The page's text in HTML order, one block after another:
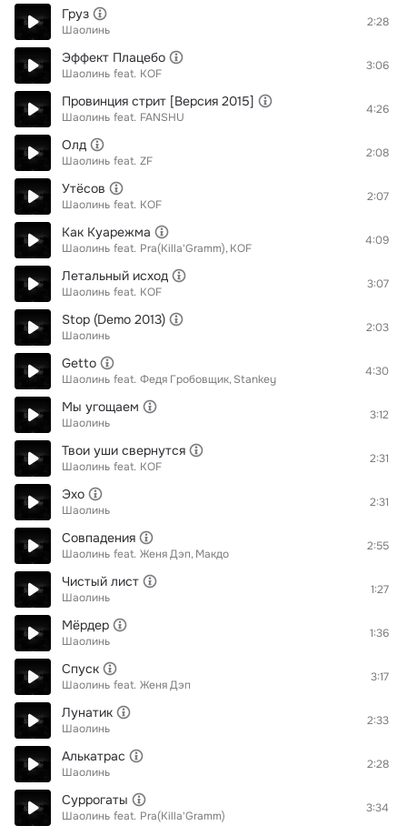
Груз
Шаолинь
2:28
Эффект Плацебо
Шаолинь feat. KOF
3:06
Провинция стрит [Версия 2015]
Шаолинь feat. FANSHU
4:26
Олд
Шаолинь feat. ZF
2:08
Утёсов
Шаолинь feat. KOF
2:07
Как Куарежма
Шаолинь feat. Pra(Killa'Gramm) KOF
4:09
Летальный исход
Шаолинь feat. KOF
3:07
Stop (Demo 2013)
Шаолинь
2:03
Getto
Шаолинь feat. Федя Гробовщик Stankey
4:30
Мы угощаем
Шаолинь
3:12
Твои уши свернутся
Шаолинь feat. KOF
2:31
Эхо
Шаолинь
2:31
Совпадения
Шаолинь feat. Женя Дэп Макдо
2:55
Чистый лист
Шаолинь
1:27
Мёрдер
Шаолинь
1:36
Спуск
Шаолинь feat. Женя Дэп
3:17
Лунатик
Шаолинь
2:33
Алькатрас
Шаолинь
2:28
Суррогаты
Шаолинь feat. Pra(Killa'Gramm)
3:34